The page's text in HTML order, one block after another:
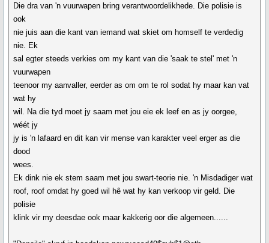
Die dra van 'n vuurwapen bring verantwoordelikhede. Die polisie is
ook
nie juis aan die kant van iemand wat skiet om homself te verdedig
nie. Ek
sal egter steeds verkies om my kant van die 'saak te stel' met 'n
vuurwapen
teenoor my aanvaller, eerder as om om te rol sodat hy maar kan vat
wat hy
wil. Na die tyd moet jy saam met jou eie ek leef en as jy oorgee,
wéét jy
jy is 'n lafaard en dit kan vir mense van karakter veel erger as die
dood
wees.
Ek dink nie ek stem saam met jou swart-teorie nie. 'n Misdadiger wat
roof, roof omdat hy goed wil hê wat hy kan verkoop vir geld. Die
polisie
klink vir my deesdae ook maar kakkerig oor die algemeen......